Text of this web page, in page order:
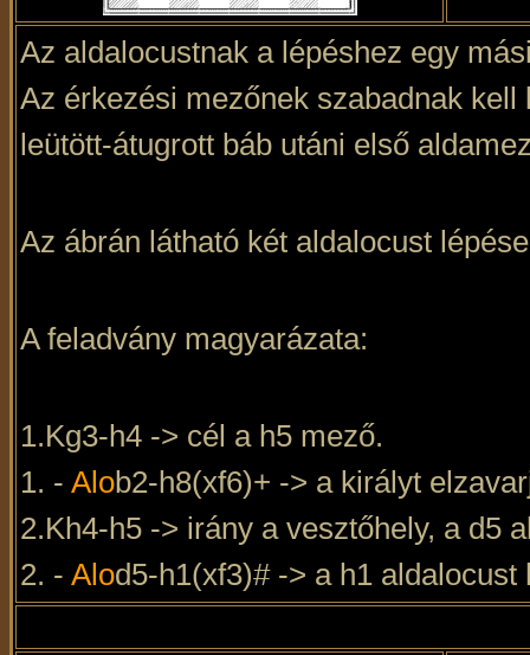
Az aldalocustnak a lépéshez egy
Az érkezési mezőnek szabadnak
leütött-átugrott báb utáni első
Az ábrán látható két aldalocust
A feladvány magyarázata:
1.Kg3-h4 -> cél a h5 mező.
1. - Alob2-h8(xf6)+ -> a királyt
2.Kh4-h5 -> irány a vesztőhely, a d5
2. - Alod5-h1(xf3)# -> a h1